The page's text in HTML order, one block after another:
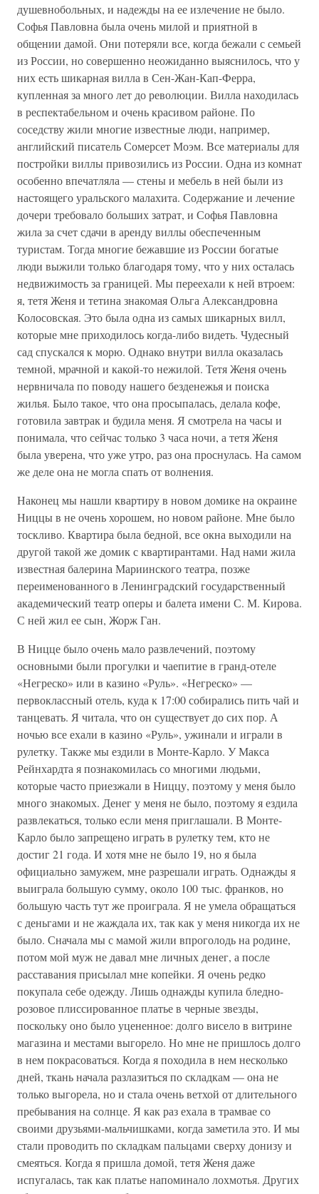
душевнобольных, и надежды на ее излечение не было.
Софья Павловна была очень милой и приятной в
общении дамой. Они потеряли все, когда бежали с семьей
из России, но совершенно неожиданно выяснилось, что у
них есть шикарная вилла в Сен-Жан-Кап-Ферра,
купленная за много лет до революции. Вилла находилась
в респектабельном и очень красивом районе. По
соседству жили многие известные люди, например,
английский писатель Сомерсет Моэм. Все материалы для
постройки виллы привозились из России. Одна из комнат
особенно впечатляла — стены и мебель в ней были из
настоящего уральского малахита. Содержание и лечение
дочери требовало больших затрат, и Софья Павловна
жила за счет сдачи в аренду виллы обеспеченным
туристам. Тогда многие бежавшие из России богатые
люди выжили только благодаря тому, что у них осталась
недвижимость за границей. Мы переехали к ней втроем:
я, тетя Женя и тетина знакомая Ольга Александровна
Колосовская. Это была одна из самых шикарных вилл,
которые мне приходилось когда-либо видеть. Чудесный
сад спускался к морю. Однако внутри вилла оказалась
темной, мрачной и какой-то нежилой. Тетя Женя очень
нервничала по поводу нашего безденежья и поиска
жилья. Было такое, что она просыпалась, делала кофе,
готовила завтрак и будила меня. Я смотрела на часы и
понимала, что сейчас только 3 часа ночи, а тетя Женя
была уверена, что уже утро, раз она проснулась. На самом
же деле она не могла спать от волнения.
Наконец мы нашли квартиру в новом домике на окраине
Ниццы в не очень хорошем, но новом районе. Мне было
тоскливо. Квартира была бедной, все окна выходили на
другой такой же домик с квартирантами. Над нами жила
известная балерина Мариинского театра, позже
переименованного в Ленинградский государственный
академический театр оперы и балета имени С. М. Кирова.
С ней жил ее сын, Жорж Ган.
В Ницце было очень мало развлечений, поэтому
основными были прогулки и чаепитие в гранд-отеле
«Негреско» или в казино «Руль». «Негреско» —
первоклассный отель, куда к 17:00 собирались пить чай и
танцевать. Я читала, что он существует до сих пор. А
ночью все ехали в казино «Руль», ужинали и играли в
рулетку. Также мы ездили в Монте-Карло. У Макса
Рейнхардта я познакомилась со многими людьми,
которые часто приезжали в Ниццу, поэтому у меня было
много знакомых. Денег у меня не было, поэтому я ездила
развлекаться, только если меня приглашали. В Монте-
Карло было запрещено играть в рулетку тем, кто не
достиг 21 года. И хотя мне не было 19, но я была
официально замужем, мне разрешали играть. Однажды я
выиграла большую сумму, около 100 тыс. франков, но
большую часть тут же проиграла. Я не умела обращаться
с деньгами и не жаждала их, так как у меня никогда их не
было. Сначала мы с мамой жили впроголодь на родине,
потом мой муж не давал мне личных денег, а после
расставания присылал мне копейки. Я очень редко
покупала себе одежду. Лишь однажды купила бледно-
розовое плиссированное платье в черные звезды,
поскольку оно было уцененное: долго висело в витрине
магазина и местами выгорело. Но мне не пришлось долго
в нем покрасоваться. Когда я походила в нем несколько
дней, ткань начала разлазиться по складкам — она не
только выгорела, но и стала очень ветхой от длительного
пребывания на солнце. Я как раз ехала в трамвае со
своими друзьями-мальчишками, когда заметила это. И мы
стали проводить по складкам пальцами сверху донизу и
смеяться. Когда я пришла домой, тетя Женя даже
испугалась, так как платье напоминало лохмотья. Других